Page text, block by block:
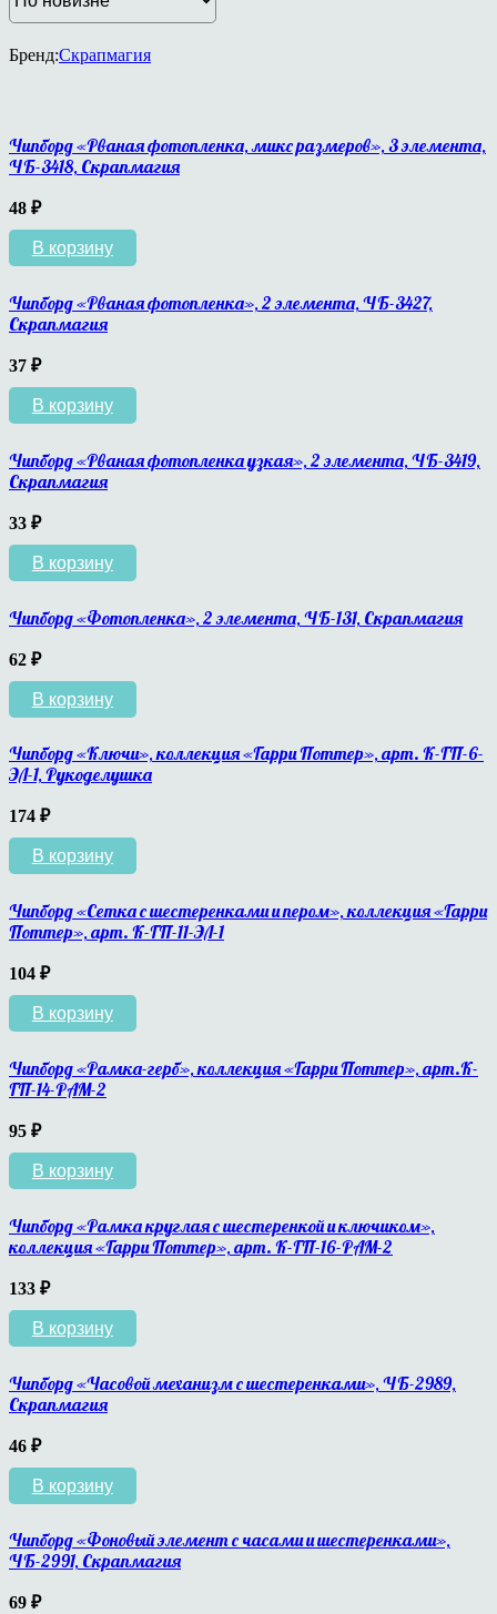
Бренд:Скрапмагия
Чипборд «Рваная фотопленка, микс размеров», 3 элемента,
ЧБ-3418, Скрапмагия
48 ₽
В корзину
Чипборд «Рваная фотопленка», 2 элемента, ЧБ-3427,
Скрапмагия
37 ₽
В корзину
Чипборд «Рваная фотопленка узкая», 2 элемента, ЧБ-3419,
Скрапмагия
33 ₽
В корзину
Чипборд «Фотопленка», 2 элемента, ЧБ-131, Скрапмагия
62 ₽
В корзину
Чипборд «Ключи», коллекция «Гарри Поттер», арт. К-ГП-6-
ЭЛ-1, Рукоделушка
174 ₽
В корзину
Чипборд «Сетка с шестеренками и пером», коллекция «Гарри
Поттер», арт. К-ГП-11-ЭЛ-1
104 ₽
В корзину
Чипборд «Рамка-герб», коллекция «Гарри Поттер», арт.К-
ГП-14-РАМ-2
95 ₽
В корзину
Чипборд «Рамка круглая с шестеренкой и ключиком»,
коллекция «Гарри Поттер», арт. К-ГП-16-РАМ-2
133 ₽
В корзину
Чипборд «Часовой механизм с шестеренками», ЧБ-2989,
Скрапмагия
46 ₽
В корзину
Чипборд «Фоновый элемент с часами и шестеренками»,
ЧБ-2991, Скрапмагия
69 ₽